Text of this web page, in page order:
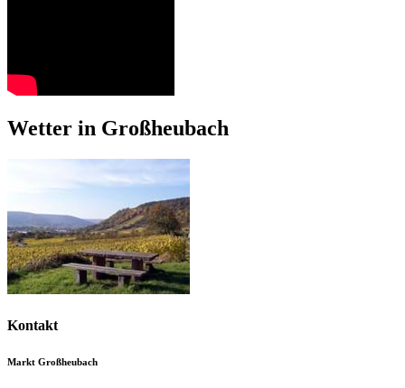
Wetter in Großheubach
Kontakt
Markt Großheubach